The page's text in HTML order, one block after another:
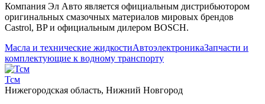
Компания Эл Авто является официальным дистрибьютором
оригинальных смазочных материалов мировых брендов
Castrol, BP и официальным дилером BOSCH.
Масла и технические жидкостиАвтоэлектроникаЗапчасти и
комплектующие к водному транспорту
Тсм
Нижегородская область, Нижний Новгород